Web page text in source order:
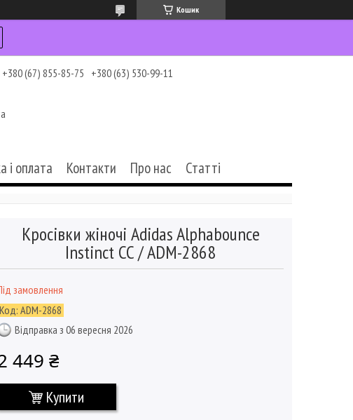
Кошик
+380 (67) 855-85-75 +380 (63) 530-99-11
і оплата Контакти Про нас Статті
Кросівки жіночі Adidas Alphabounce
Instinct CC / ADM-2868
замовлення
Код: ADM-2868
Відправка з 06 вересня 2026
449 ₴
Купити